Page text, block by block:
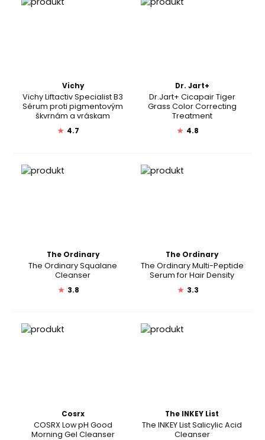
Vichy
Vichy Liftactiv Specialist B3
Sérum proti pigmentovým
škvrnám a vráskam
★ 4.7
Dr. Jart+
Dr.Jart+ Cicapair Tiger
Grass Color Correcting
Treatment
★ 4.8
The Ordinary
The Ordinary Squalane
Cleanser
★ 3.8
The Ordinary
The Ordinary Multi-Peptide
Serum for Hair Density
★ 3.3
Cosrx
COSRX Low pH Good
Morning Gel Cleanser
The INKEY List
The INKEY List Salicylic Acid
Cleanser